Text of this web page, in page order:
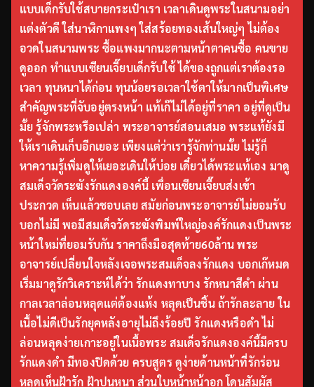
แบบเด็กรับใช้สบายกระเป๋าเรา เวลาเดินดูพระในสนามอย่า
แต่งตัวดี ใส่นาฬิกาแพงๆ ใส่สร้อยทองเส้นใหญ่ๆ ไม่ต้อง
อวดในสนามพระ ซื้อแพงมากนะตามหน้าตาคนซื้อ คนขาย
ดูออก ทำแบบเซียนเจี๊ยบเด็กรับใช้ ได้ของถูกแต่เราต้องรอ
เวลา ทุนหนาได้ก่อน ทุนน้อยรอเวลาใช้ตาให้มากเป็นพิเศษ
สำคัญพระที่จับอยู่ตรงหน้า แท้เก๊ไม่ได้อยู่ที่ราคา อยู่ที่ดูเป็น
มั้ย รู้จักพระหรือเปล่า พระอาจารย์สอนเสมอ พระแท้ยังมี
ให้เราเดินเก็บอีกเยอะ เพียงแต่ว่าเรารู้จักท่านมั้ย ไม่รู้ก็
หาความรู้เพิ่มดูให้เยอะเดินให้บ่อย เดี๋ยวได้พระแท้เอง มาดู
สมเด็จวัดระฆังรักแดงองค์นี้ เพื่อนเซียนเจี๊ยบส่งเข้า
ประกวด เห็นแล้วชอบเลย สมัยก่อนพระอาจารย์ไม่ยอมรับ
บอกไม่มี พอมีสมเด็จวัดระฆังพิมพ์ใหญ่องค์รักแดงเป็นพระ
หน้าใหม่ที่ยอมรับกัน ราคาถึงมือสุดท้าย60ล้าน พระ
อาจารย์เปลี่ยนใจหลังเจอพระสมเด็จลงรักแดง บอกเก๊หมด
เริ่มมาดูรักวิเคราะห์ได้ว่า รักแดงทาบาง รักหนาสีดำ ผ่าน
กาลเวลาล่อนหลุดแต่ต้องแห้ง หลุดเป็นชิ้น ถ้ารักละลาย ใน
เนื้อไม่ดีเป็นรักยุคหลังอายุไม่ถึงร้อยปี รักแดงหรือดำ ไม่
ล่อนหลุดง่ายเกาะอยู่ในเนื้อพระ สมเด็จรักแดงองค์นี้มีครบ
รักแดงดำ มีทองปิดด้วย ครบสูตร ดูง่ายด้านหน้าที่รักร่อน
หลุดเห็นฝ้ารัก ฝ้าปูนหนา ส่วนใบหน้าหน้าอก โดนสัมผัส